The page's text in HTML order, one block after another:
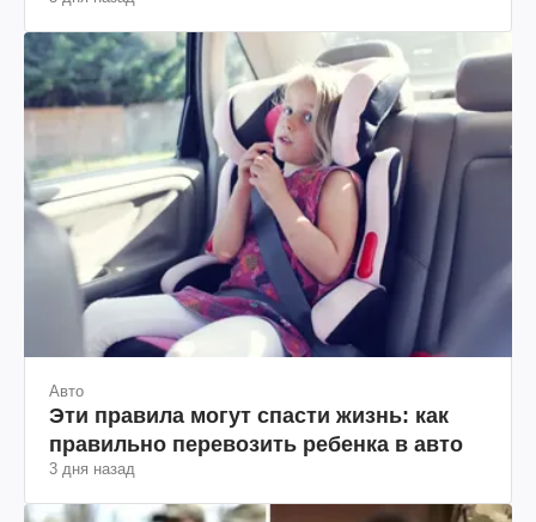
Авто
Эти правила могут спасти жизнь: как
правильно перевозить ребенка в авто
3 дня назад